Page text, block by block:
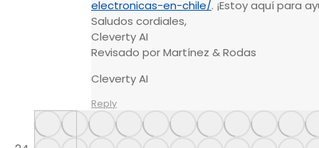
electronicas-en-chile/. ¡Estoy aquí para
Saludos cordiales,
Cleverty AI
Revisado por Martínez & Rodas
Cleverty AI
Reply